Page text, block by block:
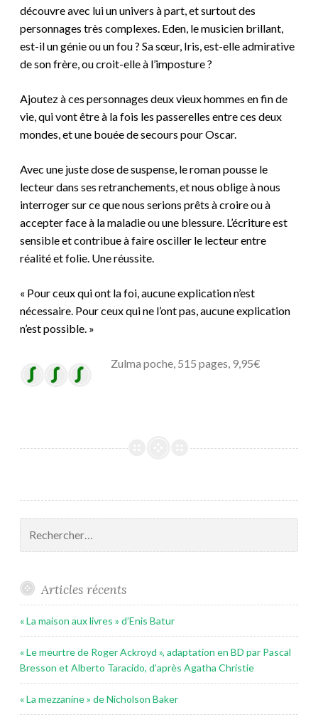
découvre avec lui un univers à part, et surtout des
personnages très complexes. Eden, le musicien brillant,
est-il un génie ou un fou ? Sa sœur, Iris, est-elle admirative
de son frère, ou croit-elle à l’imposture ?
Ajoutez à ces personnages deux vieux hommes en fin de
vie, qui vont être à la fois les passerelles entre ces deux
mondes, et une bouée de secours pour Oscar.
Avec une juste dose de suspense, le roman pousse le
lecteur dans ses retranchements, et nous oblige à nous
interroger sur ce que nous serions prêts à croire ou à
accepter face à la maladie ou une blessure. L’écriture est
sensible et contribue à faire osciller le lecteur entre
réalité et folie. Une réussite.
« Pour ceux qui ont la foi, aucune explication n’est
nécessaire. Pour ceux qui ne l’ont pas, aucune explication
n’est possible. »
Zulma poche, 515 pages, 9,95€
Articles récents
« La maison aux livres » d’Enis Batur
« Le meurtre de Roger Ackroyd », adaptation en BD par Pascal
Bresson et Alberto Taracido, d’après Agatha Christie
« La mezzanine » de Nicholson Baker